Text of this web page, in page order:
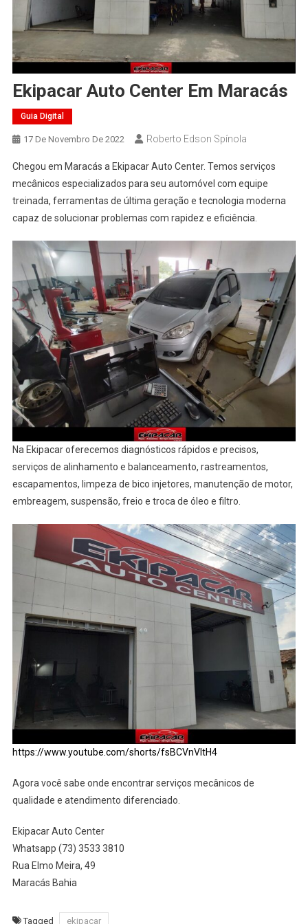
Ekipacar Auto Center Em Maracás
Guia Digital
17 De Novembro De 2022 Roberto Edson Spínola
Chegou em Maracás a Ekipacar Auto Center. Temos serviços
mecânicos especializados para seu automóvel com equipe
treinada, ferramentas de última geração e tecnologia moderna
capaz de solucionar problemas com rapidez e eficiência.
Na Ekipacar oferecemos diagnósticos rápidos e precisos,
serviços de alinhamento e balanceamento, rastreamentos,
escapamentos, limpeza de bico injetores, manutenção de motor,
embreagem, suspensão, freio e troca de óleo e filtro.
https://www.youtube.com/shorts/fsBCVnVltH4
Agora você sabe onde encontrar serviços mecânicos de
qualidade e atendimento diferenciado.
Ekipacar Auto Center
Whatsapp (73) 3533 3810
Rua Elmo Meira, 49
Maracás Bahia
Tagged ekipacar